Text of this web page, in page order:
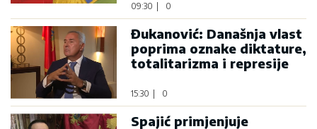
09:30 0
Đukanović: Današnja vlast
poprima oznake diktature,
totalitarizma i represije
15:30 0
Spajić primjenjuje